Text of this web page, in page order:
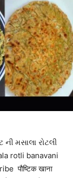
મસાલા રોટલી
rotli banavani
पौष्टिक खाना